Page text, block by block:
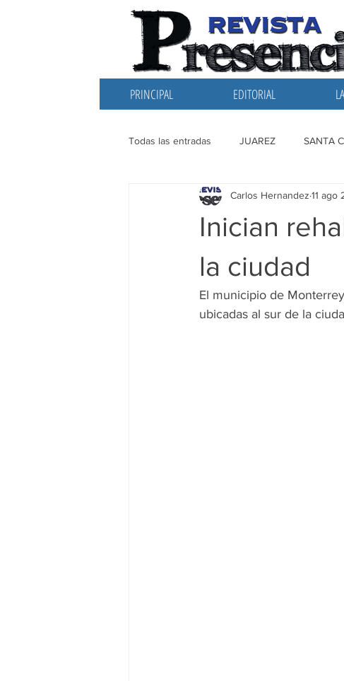
PRINCIPAL EDITORIAL
Todas las entradas JUAREZ SANTA
EDITORIAL SANTIAGO LA
Inician
la ciudad
Carlos Hernandez 11 ago
El municipio de
ubicadas al sur de la